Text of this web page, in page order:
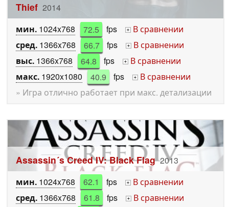
Thief 2014
мин. 1024x768 72.5 fps +
В сравнении
сред. 1366x768 66.7 fps +
В сравнении
выс. 1366x768 64.8 fps +
В сравнении
макс. 1920x1080 40.9 fps +
В сравнении
» Игра отлично работает при макс. детализации
Assassin´s Creed IV: Black Flag 2013
мин. 1024x768 62.1 fps +
В сравнении
сред. 1366x768 61.8 fps +
В сравнении